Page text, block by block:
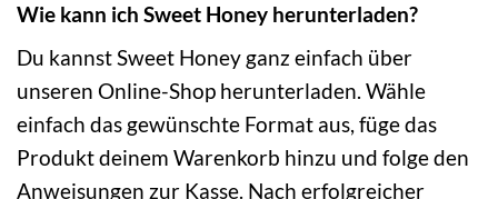
Wie kann ich Sweet Honey herunterladen?
Du kannst Sweet Honey ganz einfach über
unseren Online-Shop herunterladen. Wähle
einfach das gewünschte Format aus, füge das
Produkt deinem Warenkorb hinzu und folge den
Anweisungen zur Kasse. Nach erfolgreicher